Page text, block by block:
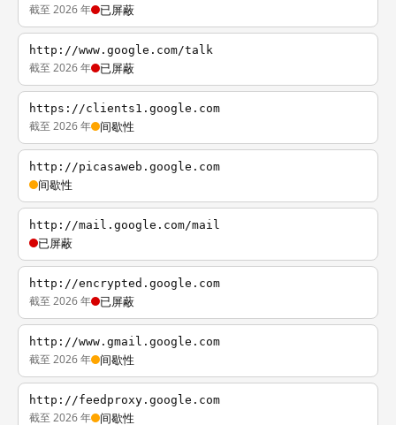
截至 2026 年 已屏蔽
http://www.google.com/talk
截至 2026 年 已屏蔽
https://clients1.google.com
截至 2026 年 间歇性
http://picasaweb.google.com
间歇性
http://mail.google.com/mail
已屏蔽
http://encrypted.google.com
截至 2026 年 已屏蔽
http://www.gmail.google.com
截至 2026 年 间歇性
http://feedproxy.google.com
截至 2026 年 间歇性